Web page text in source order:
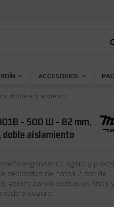
ACCESORIOS
doble aislamiento
- 500 W - 82 mm,
doble aislamiento
ergonómico, ligero y
cepillados de hasta 2 mm de
garantizando acabados finos y
y seguro.